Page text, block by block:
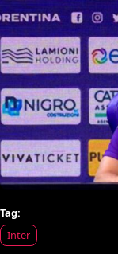
Tag:
Inter